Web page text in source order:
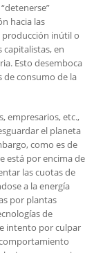
hacia las
producción inútil o
en
Esto desemboca
de consumo de la
empresarios, etc.,
el planeta
como es de
está por encima de
las cuotas de
a la energía
por plantas
de
intento por culpar